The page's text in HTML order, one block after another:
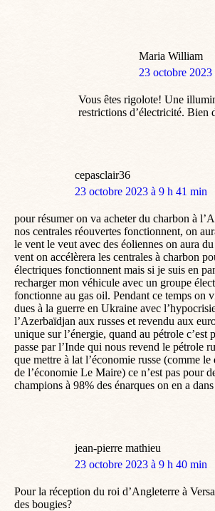
Maria William
dit
23 octobre
Vous êtes rigolote! Une
restrictions d’électricité. Bien
cepasclair36
dit
23 octobre 2023 à 9 h 41 min
pour résumer on va acheter du charbon à
nos centrales réouvertes fonctionnent, on
le vent le veut avec des éoliennes on aura
vent on accélèrera les centrales à charbon
électriques fonctionnent mais si je suis en
recharger mon véhicule avec un groupe
fonctionne au gas oil. Pendant ce temps on
dues à la guerre en Ukraine avec
l’Azerbaïdjan aux russes et revendu aux
unique sur l’énergie, quand au pétrole c’est
passe par l’Inde qui nous revend le pétrole
que mettre à lat l’économie russe (comme
de l’économie Le Maire) ce n’est pas pour
champions à 98% des énarques on en a
jean-pierre mathieu
dit
23 octobre 2023 à 9 h 40 min
Pour la réception du roi d’Angleterre à
des bougies?